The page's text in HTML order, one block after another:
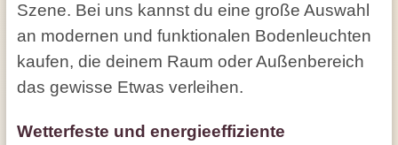
Szene. Bei uns kannst du eine große Auswahl
an modernen und funktionalen Bodenleuchten
kaufen, die deinem Raum oder Außenbereich
das gewisse Etwas verleihen.
Wetterfeste und energieeffiziente